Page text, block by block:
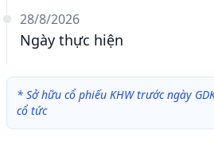
28/8/2026
Ngày thực hiện
* Sở hữu cổ phiếu KHW trước ngày
cổ tức